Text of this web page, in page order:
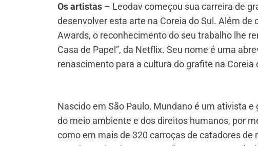
Os artistas – Leodav começou sua carreira de
desenvolver esta arte na Coreia do Sul. Além
Awards, o reconhecimento do seu trabalho lhe
Casa de Papel”, da Netflix. Seu nome é uma
renascimento para a cultura do grafite na Coreia
Nascido em São Paulo, Mundano é um ativista
do meio ambiente e dos direitos humanos, por
como em mais de 320 carroças de catadores